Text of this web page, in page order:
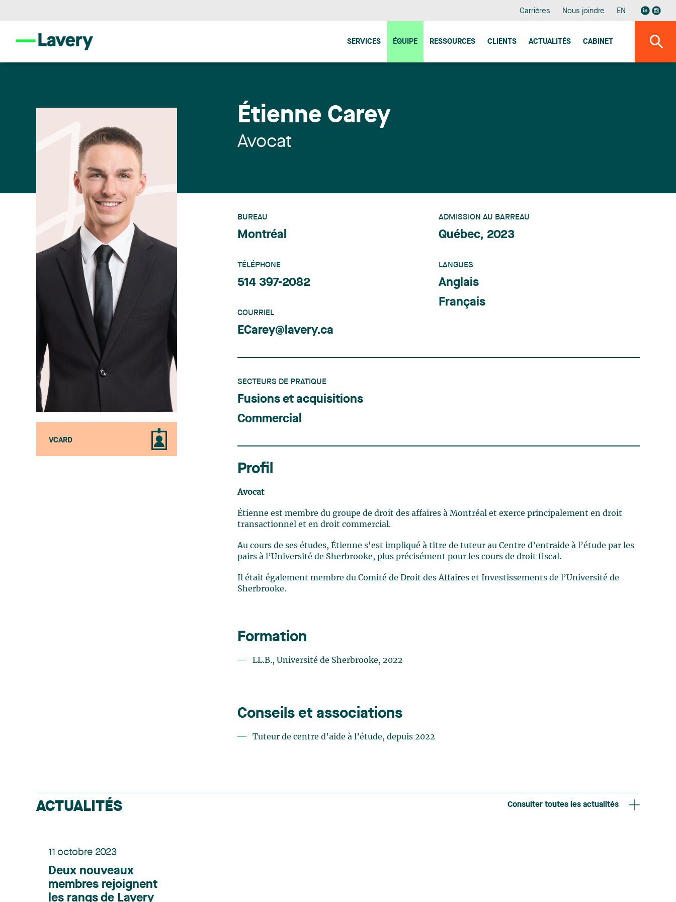
Carrières Nous joindre EN
SERVICES ÉQUIPE RESSOURCES CLIENTS ACTUALITÉS CABINET
Étienne Carey
Avocat
VCARD
BUREAU
Montréal
TÉLÉPHONE
514 397-2082
COURRIEL
ECarey@lavery.ca
ADMISSION AU BARREAU
Québec, 2023
LANGUES
Anglais
Français
SECTEURS DE PRATIQUE
Fusions et acquisitions
Commercial
Profil
Avocat
Étienne est membre du groupe de droit des affaires à Montréal et exerce principalement en droit
transactionnel et en droit commercial.
Au cours de ses études, Étienne s'est impliqué à titre de tuteur au Centre d’entraide à l’étude par les
pairs à l’Université de Sherbrooke, plus précisément pour les cours de droit fiscal.
Il était également membre du Comité de Droit des Affaires et Investissements de l’Université de
Sherbrooke.
Formation
LL.B., Université de Sherbrooke, 2022
Conseils et associations
Tuteur de centre d’aide à l’étude, depuis 2022
ACTUALITÉS Consulter toutes les actualités
11 octobre 2023
Deux nouveaux
membres rejoignent
les rangs de Lavery